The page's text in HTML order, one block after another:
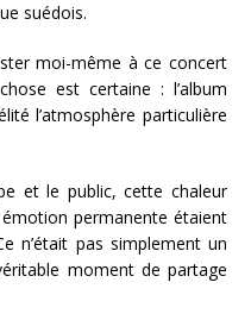
suédois.
moi-même à ce concert
est certaine : l’album
l’atmosphère particulière
et le public, cette chaleur
permanente étaient
n’était pas simplement un
moment de partage